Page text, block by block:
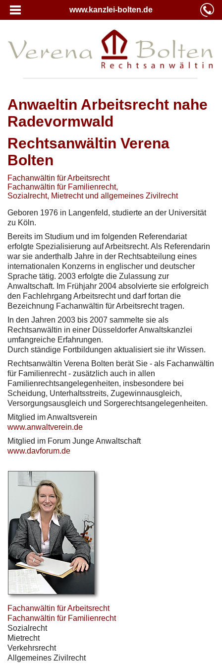
www.kanzlei-bolten.de
Anwaeltin Arbeitsrecht nahe
Radevormwald
Rechtsanwältin Verena
Bolten
Fachanwältin für Arbeitsrecht
Fachanwältin für Familienrecht,
Sozialrecht, Mietrecht und allgemeines Zivilrecht
Geboren 1976 in Langenfeld, studierte an der Universität
zu Köln.
Bereits im Studium und im folgenden Referendariat
erfolgte Spezialisierung auf Arbeitsrecht. Als Referendarin
war sie anderthalb Jahre in der Rechtsabteilung eines
internationalen Konzerns in englischer und deutscher
Sprache tätig. 2003 erfolgte die Zulassung zur
Anwaltschaft. Im Frühjahr 2004 absolvierte sie erfolgreich
den Fachlehrgang Arbeitsrecht und darf fortan die
Bezeichnung Fachanwältin für Arbeitsrecht tragen.
In den Jahren 2003 bis 2007 sammelte sie als
Rechtsanwältin in einer Düsseldorfer Anwaltskanzlei
umfangreiche Erfahrungen.
Durch ständige Fortbildungen aktualisiert sie ihr Wissen.
Rechtsanwältin Verena Bolten berät Sie - als Fachanwältin
für Familienrecht - zusätzlich auch in allen
Familienrechtsangelegenheiten, insbesondere bei
Scheidung, Unterhaltsstreits, Zugewinnausgleich,
Versorgungsausgleich und Sorgerechtsangelegenheiten.
Mitglied im Anwaltsverein
www.anwaltverein.de
Mitglied im Forum Junge Anwaltschaft
www.davforum.de
Fachanwältin für Arbeitsrecht
Fachanwältin für Familienrecht
Sozialrecht
Mietrecht
Verkehrsrecht
Allgemeines Zivilrecht